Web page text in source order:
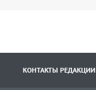
КОНТАКТЫ РЕДАКЦИИ